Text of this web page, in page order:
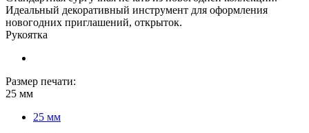
Идеальный декоративный инструмент для оформления
новогодних приглашений, открыток.
Рукоятка
Размер печати:
25 мм
25 мм